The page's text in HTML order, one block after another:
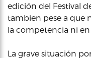
edición del Festival
tambien pese a que
la competencia ni en
La grave situación